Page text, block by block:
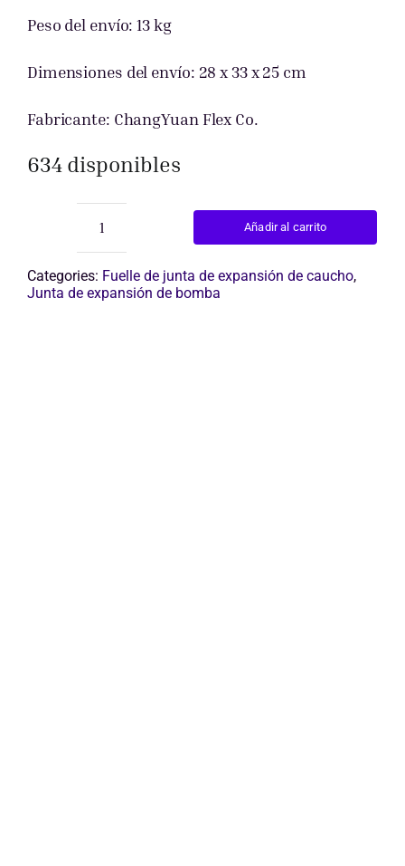
era:
es:
Peso del envío: 13 kg
Dimensiones del envío: 28 x 33 x 25 cm
Fabricante: ChangYuan Flex Co.
634 disponibles
junta
flexible
de
6
Añadir al carrito
Categories: Fuelle de junta de expansión de caucho,
Junta de expansión de bomba